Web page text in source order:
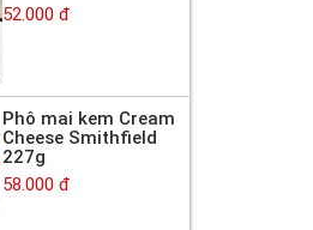
52.000 đ
Phô mai kem Cream
Cheese Smithfield
227g
58.000 đ